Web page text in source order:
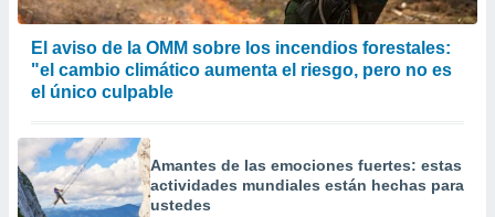
El aviso de la OMM sobre los incendios forestales:
"el cambio climático aumenta el riesgo, pero no es
el único culpable
Amantes de las emociones fuertes: estas
actividades mundiales están hechas para
ustedes